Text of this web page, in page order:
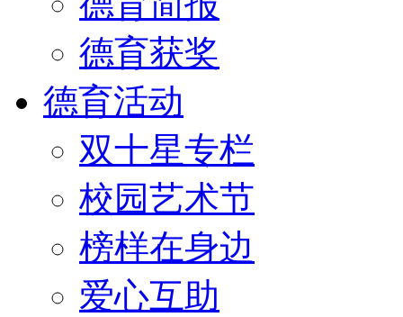
德育获奖
德育活动
双十星专栏
校园艺术节
榜样在身边
爱心互助